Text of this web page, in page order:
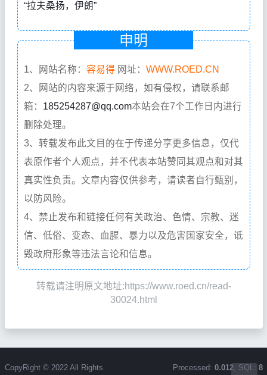
“拉夫桑扬，伊朗”
申明
1、网站名称： 容易得 网址： WWW.ROED.CN
2、网站的内容来源于网络，如有侵权，请联系邮
箱： 185254287@qq.com本站会在7个工作日内进行
删除处理。
3、转载发布此文目的在于传递分享更多信息，仅代
表原作者个人观点，并不代表本站赞同其观点和对其
真实性负责。文章内容仅供参考，请读者自行甄别，
以防风险。
4、禁止发布和链接任何有关政治、色情、宗教、迷
信、低俗、变态、血腥、暴力以及危害国家安全，诋
毁政府形象等违法言论和信息。
转载请注明原文地址:https://www.roed.cn/read-
30024.html
CopyRight © 2022 All Rights
Processed: 0.012, SQL: 8